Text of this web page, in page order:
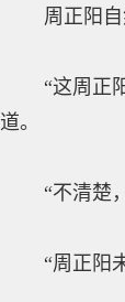
周正阳自然
“这周正阳
道。
“不清楚，
“周正阳未